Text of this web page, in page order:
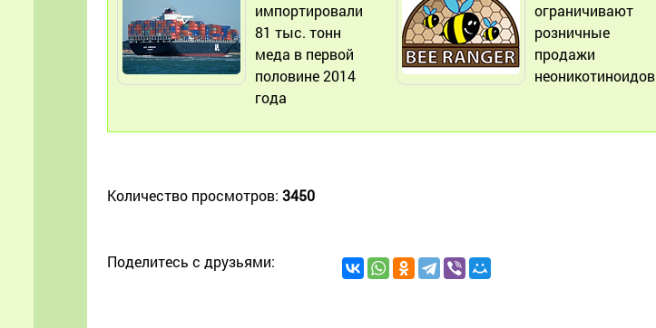
импортировали
81 тыс. тонн
меда в первой
половине 2014
года
ограничивают
розничные
продажи
неоникотиноидов
Количество просмотров: 3450
Поделитесь с друзьями: